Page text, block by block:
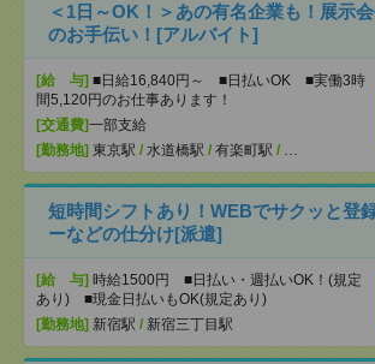
＜1日～OK！＞あの有名企業も！展示
のお手伝い！[アルバイト]
[給 与] ■日給16,840円～ ■日払いOK ■実働3時
間5,120円のお仕事あります！
[交通費]一部支給
[勤務地] 東京駅 / 水道橋駅 / 有楽町駅 / …
短時間シフトあり！WEBでサクッと登
ーなどの仕分け[派遣]
[給 与] 時給1500円 ■日払い・週払いOK！(規定
あり) ■現金日払いもOK(規定あり)
[勤務地] 新宿駅 / 新宿三丁目駅